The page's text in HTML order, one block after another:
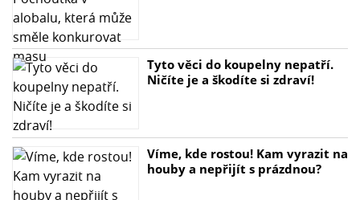
Tyto věci do koupelny nepatří.
Ničíte je a škodíte si zdraví!
Víme, kde rostou! Kam vyrazit na
houby a nepřijít s prázdnou?